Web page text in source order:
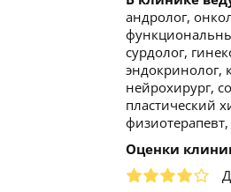
андролог,
сурдолог,
эндокринолог,
нейрохирург,
пластический
физиотерапевт,
Оценки